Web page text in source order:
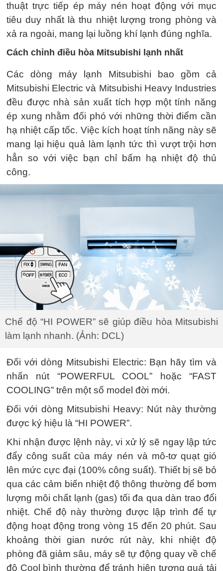
thuật trực tiếp ép máy nén hoạt động với mục
tiêu duy nhất là thu nhiệt lượng trong phòng và
xả ra ngoài, mang lại luồng khí lạnh đúng nghĩa.
Cách chỉnh điều hòa Mitsubishi lạnh nhất
Các dòng máy lạnh Mitsubishi bao gồm cả
Mitsubishi Electric và Mitsubishi Heavy Industries
đều được nhà sản xuất tích hợp một tính năng
ép xung nhằm đối phó với những thời điểm cần
hạ nhiệt cấp tốc. Việc kích hoạt tính năng này sẽ
mang lại hiệu quả làm lạnh tức thì vượt trội hơn
hẳn so với việc bạn chỉ bấm hạ nhiệt độ thủ
công.
Chế độ “HI POWER” sẽ giúp điều hòa Mitsubishi
làm lạnh nhanh. (Ảnh: DCL)
Đối với dòng Mitsubishi Electric: Bạn hãy tìm và
nhấn nút “POWERFUL COOL” hoặc “FAST
COOLING” trên một số model đời mới.
Đối với dòng Mitsubishi Heavy: Nút này thường
được ký hiệu là “HI POWER”.
Khi nhận được lệnh này, vi xử lý sẽ ngay lập tức
đẩy công suất của máy nén và mô-tơ quạt gió
lên mức cực đại (100% công suất). Thiết bị sẽ bỏ
qua các cảm biến nhiệt độ thông thường để bơm
lượng môi chất lạnh (gas) tối đa qua dàn trao đổi
nhiệt. Chế độ này thường được lập trình để tự
động hoạt động trong vòng 15 đến 20 phút. Sau
khoảng thời gian nước rút này, khi nhiệt độ
phòng đã giảm sâu, máy sẽ tự động quay về chế
độ Cool bình thường để tránh hiện tượng quá tải